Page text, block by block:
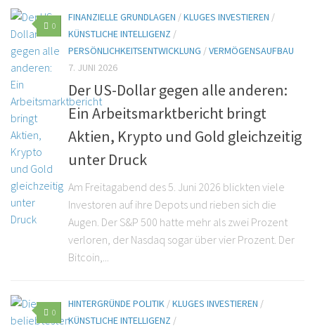
0
FINANZIELLE GRUNDLAGEN /KLUGES INVESTIEREN /
KÜNSTLICHE INTELLIGENZ /
PERSÖNLICHKEITSENTWICKLUNG /VERMÖGENSAUFBAU
7. JUNI 2026
Der US-Dollar gegen alle anderen:
Ein Arbeitsmarktbericht bringt
Aktien, Krypto und Gold gleichzeitig
unter Druck
Am Freitagabend des 5. Juni 2026 blickten viele
Investoren auf ihre Depots und rieben sich die
Augen. Der S&P 500 hatte mehr als zwei Prozent
verloren, der Nasdaq sogar über vier Prozent. Der
Bitcoin,...
0
HINTERGRÜNDE POLITIK /KLUGES INVESTIEREN /
KÜNSTLICHE INTELLIGENZ /